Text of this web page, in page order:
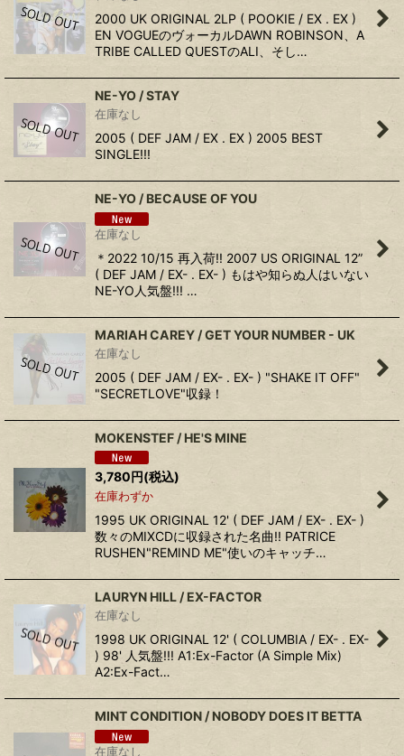
2000 UK ORIGINAL 2LP ( POOKIE / EX . EX )
EN VOGUEのヴォーカルDAWN ROBINSON、A
TRIBE CALLED QUESTのALI、そし…
NE-YO / STAY
在庫なし
2005 ( DEF JAM / EX . EX ) 2005 BEST
SINGLE!!!
NE-YO / BECAUSE OF YOU
在庫なし
＊2022 10/15 再入荷!! 2007 US ORIGINAL 12”
( DEF JAM / EX- . EX- ) もはや知らぬ人はいない
NE-YO人気盤!!! …
MARIAH CAREY / GET YOUR NUMBER - UK
在庫なし
2005 ( DEF JAM / EX- . EX- ) "SHAKE IT OFF"
"SECRETLOVE"収録！
MOKENSTEF / HE'S MINE
3,780 円(税込)
在庫わずか
1995 UK ORIGINAL 12' ( DEF JAM / EX- . EX- )
数々のMIXCDに収録された名曲!! PATRICE
RUSHEN"REMIND ME"使いのキャッチ…
LAURYN HILL / EX-FACTOR
在庫なし
1998 UK ORIGINAL 12' ( COLUMBIA / EX- . EX-
) 98' 人気盤!!! A1:Ex-Factor (A Simple Mix)
A2:Ex-Fact…
MINT CONDITION / NOBODY DOES IT BETTA
在庫なし